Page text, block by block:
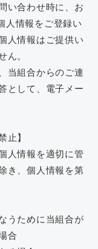
い合わせ時に、お
人情報をご登録い
人情報はご提供い
ん。
当組合からのご連
として、電子メー
止】
人情報を適切に管
き、個人情報を第
うために当組合が
合